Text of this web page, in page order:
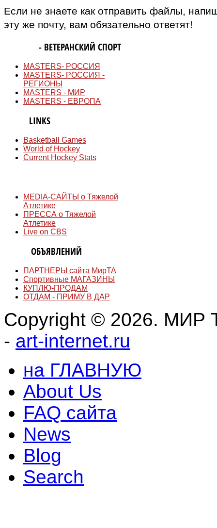
Если не знаете как отправить файлы,
эту же почту, вам обязательно ответят!
- ВЕТЕРАНСКИЙ СПОРТ
MASTERS- РОССИЯ
MASTERS- РОССИЯ -
РЕГИОНЫ
MASTERS - МИР
MASTERS - ЕВРОПА
LINKS
Basketball Games
World of Hockey
Current Hockey Stats
MEDIA-САЙТЫ о Тяжелой
Атлетике
ПРЕССА о Тяжелой
Атлетике
Live on CBS
ОБЪЯВЛЕНИЙ
ПАРТНЕРЫ сайта МирТА
Спортивные МАГАЗИНЫ
КУПЛЮ-ПРОДАМ
ОТДАМ - ПРИМУ В ДАР
Copyright © 2026. МИР
- art-internet.ru
на ГЛАВНУЮ
About Us
FAQ сайта
News
Blog
Search